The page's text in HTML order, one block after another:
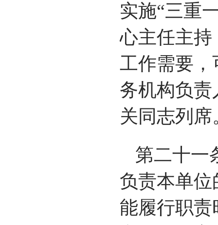
实施“三重
心主任主
工作需要
务机构负
关同志列席
第二十一
负责本单
能履行职